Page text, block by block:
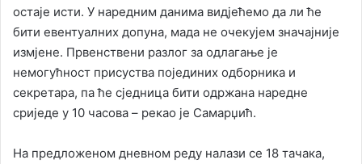
остаје исти. У наредним данима видјећемо да ли ће
бити евентуалних допуна, мада не очекујем значајније
измјене. Првенствени разлог за одлагање је
немогућност присуства појединих одборника и
секретара, па ће сједница бити одржана наредне
сриједе у 10 часова – рекао је Самарџић.
На предложеном дневном реду налази се 18 тачака,